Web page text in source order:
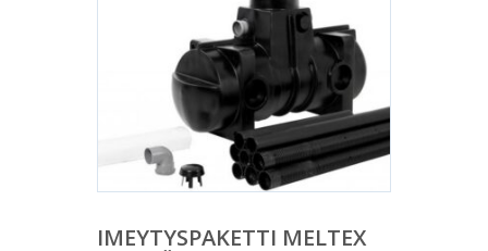
IMEYTYSPAKETTI MELTEX